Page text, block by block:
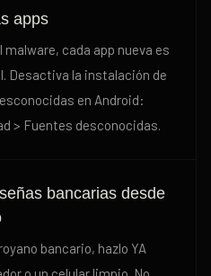
apps
malware, cada app nueva es
Desactiva la instalación de
en Android:
> Fuentes desconocidas.
bancarias desde
bancario, hazlo YA